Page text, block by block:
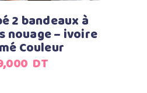
2 bandeaux à
nouage – ivoire
Couleur
DT